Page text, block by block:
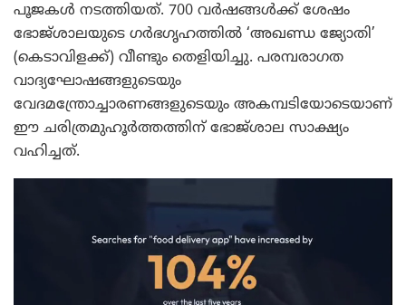
പൂജകൾ നടത്തിയത്. 700 വർഷങ്ങൾക്ക് ശേഷം
ഭോജ്‌ശാലയുടെ ഗർഭഗൃഹത്തിൽ ‘അഖണ്ഡ ജ്യോതി’
(കെടാവിളക്ക്) വീണ്ടും തെളിയിച്ചു. പരമ്പരാഗത
വാദ്യഘോഷങ്ങളുടെയും
വേദമന്ത്രോച്ചാരണങ്ങളുടെയും അകമ്പടിയോടെയാണ്
ഈ ചരിത്രമുഹൂർത്തത്തിന് ഭോജ്‌ശാല സാക്ഷ്യം
വഹിച്ചത്.